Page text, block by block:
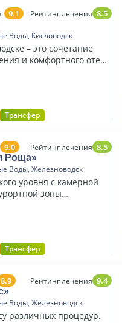
9.1 Рейтинг лечения 8.5
Воды, Кисловодск
– это сочетание
и комфортного отеля
сервиса.
Трансфер
9.0 Рейтинг лечения 8.5
Роща»
Воды, Железноводск
уровня с камерной
зоны
Трансфер
8.9 Рейтинг лечения 9.4
Воды, Железноводск
различных процедур.